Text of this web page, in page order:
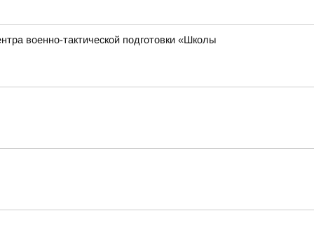
военно-тактической подготовки «Школы